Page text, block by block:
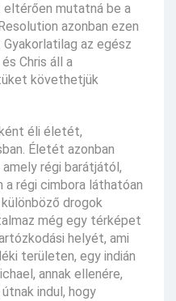
mutatná be a
azonban ezen
az egész
Chris áll a
követhetjük
éli életét,
Életét azonban
régi barátjától,
a régi cimbora láthatóan
drogok
még egy térképet
helyét, ami
területen, egy indián
annak ellenére,
indul, hogy